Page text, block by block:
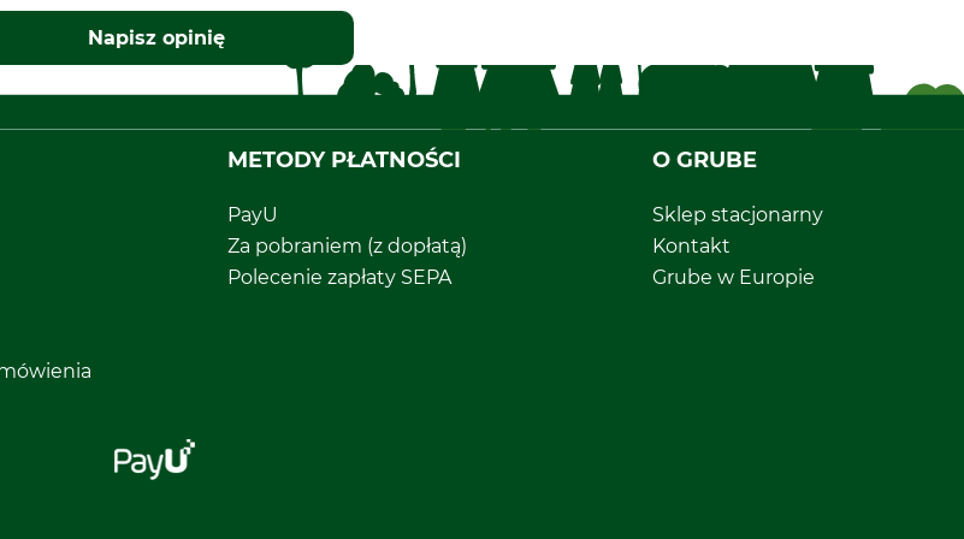
Napisz opinię
METODY PŁATNOŚCI
PayU
Za pobraniem (z dopłatą)
Polecenie zapłaty SEPA
O GRUBE
Sklep stacjonarny
Kontakt
Grube w Europie